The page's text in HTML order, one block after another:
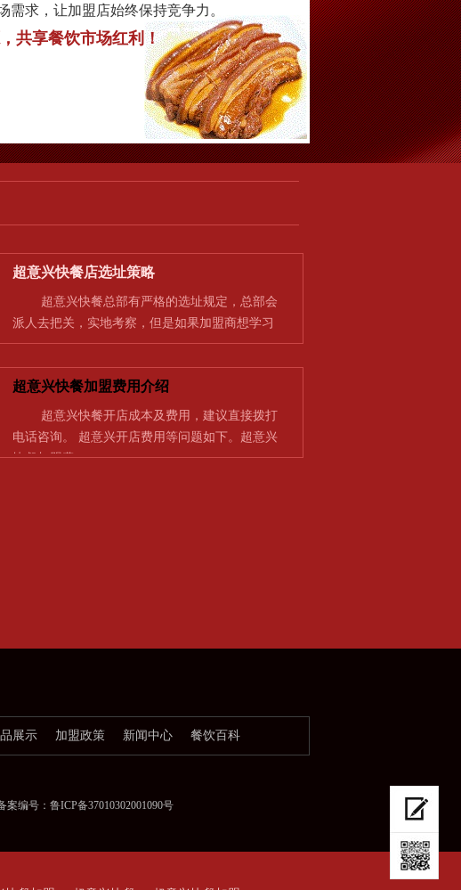
需求，让加盟店始终保持竞争力。
共享餐饮市场红利！
超意兴快餐店选址策略
超意兴快餐总部有严格的选址规定，总部会
派人去把关，实地考察，但是如果加盟商想学习
一…
超意兴快餐加盟费用介绍
超意兴快餐开店成本及费用，建议直接拨打
电话咨询。 超意兴开店费用等问题如下。超意兴
快餐加盟费…
展示 加盟政策 新闻中心 餐饮百科
编号：鲁ICP备37010302001090号